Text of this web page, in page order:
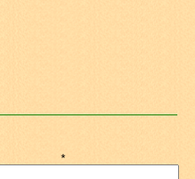
*